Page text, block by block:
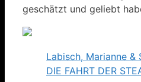
geschätzt und geliebt
Labisch, Marianne &
DIE FAHRT DER